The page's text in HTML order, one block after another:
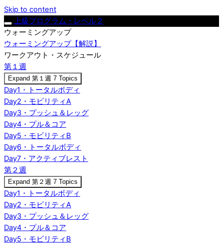
Skip to content
上級プログラム・レベル２
ウォーミングアップ
ウォーミングアップ【解説】
ワークアウト・スケジュール
第１週
Expand 第１週 7 Topics
Day1・トータルボディ
Day2・モビリティA
Day3・プッシュ＆レッグ
Day4・プル＆コア
Day5・モビリティB
Day6・トータルボディ
Day7・アクティブレスト
第２週
Expand 第２週 7 Topics
Day1・トータルボディ
Day2・モビリティA
Day3・プッシュ＆レッグ
Day4・プル＆コア
Day5・モビリティB